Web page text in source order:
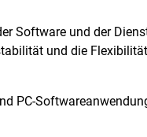
Software und der
und die
PC-